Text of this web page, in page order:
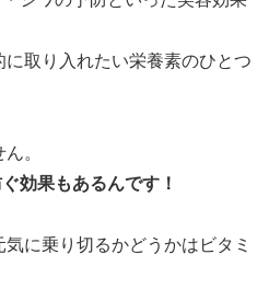
取り入れたい栄養素のひとつ
。
効果もあるんです！
に乗り切るかどうかはビタミ